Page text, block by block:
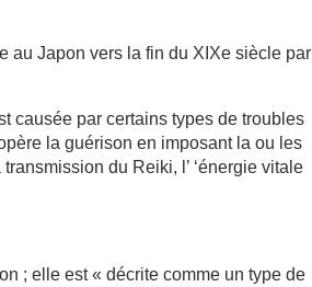
au Japon vers la fin du XIXe siècle par
causée par certains types de troubles
la guérison en imposant la ou les
du Reiki, l’ ‘énergie vitale
; elle est « décrite comme un type de